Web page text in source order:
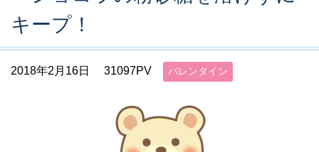
キープ！
2018年2月16日 31097PV バレンタイン